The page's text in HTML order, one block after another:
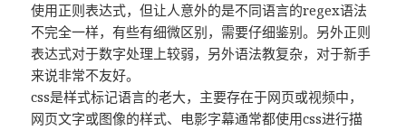
使用正则表达式，但让人意外的是不同语言的regex语法
不完全一样，有些有细微区别，需要仔细鉴别。另外正则
表达式对于数字处理上较弱，另外语法教复杂，对于新手
来说非常不友好。
css是样式标记语言的老大，主要存在于网页或视频中，
网页文字或图像的样式、电影字幕通常都使用css进行描